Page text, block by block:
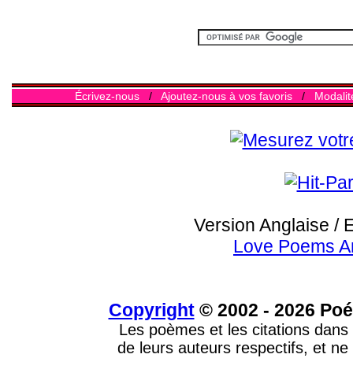
Écrivez-nous/ Ajoutez-nous à vos favoris/
Version Anglaise /
Love Poems
Copyright© 2002 - 2026
Les poèmes et les citations
de leurs auteurs respectifs, et